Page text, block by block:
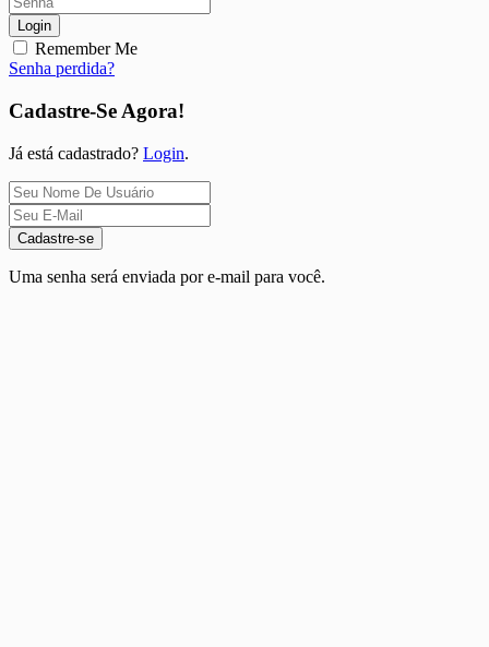
Login
Remember Me
Senha perdida?
Cadastre-Se Agora!
Já está cadastrado? Login.
Cadastre-se
Uma senha será enviada por e-mail para você.